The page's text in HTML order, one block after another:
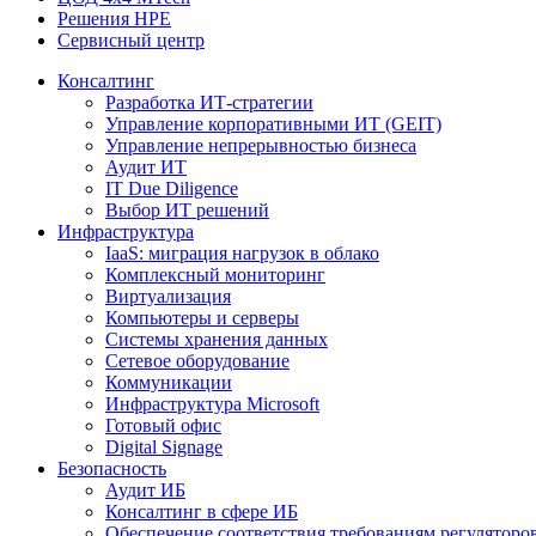
Решения HPE
Сервисный центр
Консалтинг
Разработка ИТ-стратегии
Управление корпоративными ИТ (GEIT)
Управление непрерывностью бизнеса
Аудит ИТ
IT Due Diligence
Выбор ИТ решений
Инфраструктура
IaaS: миграция нагрузок в облако
Комплексный мониторинг
Виртуализация
Компьютеры и серверы
Системы хранения данных
Сетевое оборудование
Коммуникации
Инфраструктура Microsoft
Готовый офис
Digital Signage
Безопасность
Аудит ИБ
Консалтинг в сфере ИБ